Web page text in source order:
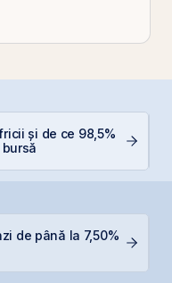
și de ce 98,5%
de până la 7,50%